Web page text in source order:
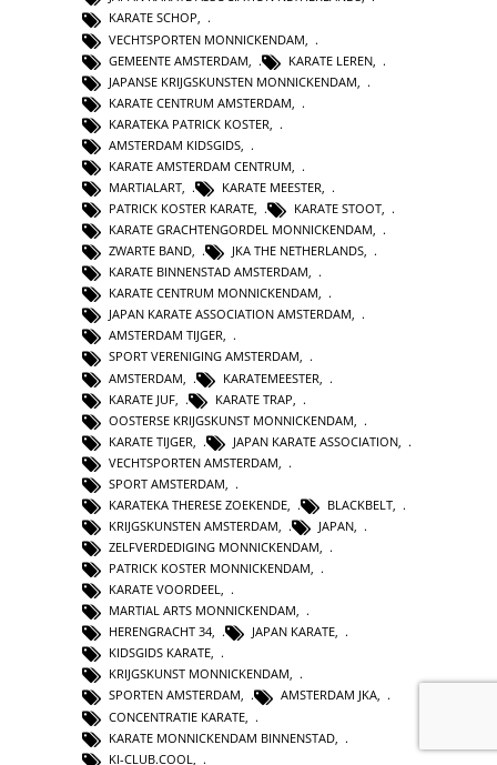
KARATE SCHOP,
VECHTSPORTEN MONNICKENDAM
GEMEENTE AMSTERDAM
KARATE LEREN
JAPANSE KRIJGSKUNSTEN MONNICKENDAM
KARATE CENTRUM AMSTERDAM
KARATEKA PATRICK KOSTER
AMSTERDAM KIDSGIDS
KARATE AMSTERDAM CENTRUM
MARTIALART
KARATE MEESTER
PATRICK KOSTER KARATE, KARATE STOOT,
KARATE GRACHTENGORDEL MONNICKENDAM,
ZWARTE BAND, JKA THE NETHERLANDS,
KARATE BINNENSTAD AMSTERDAM,
KARATE CENTRUM MONNICKENDAM,
JAPAN KARATE ASSOCIATION AMSTERDAM,
AMSTERDAM TIJGER,
SPORT VERENIGING AMSTERDAM,
AMSTERDAM
KARATEMEESTER
KARATE JUF
KARATE TRAP
OOSTERSE KRIJGSKUNST MONNICKENDAM
KARATE TIJGER
JAPAN KARATE ASSOCIATION
VECHTSPORTEN AMSTERDAM
SPORT AMSTERDAM
KARATEKA THERESE ZOEKENDE
BLACKBELT
KRIJGSKUNSTEN AMSTERDAM
JAPAN
ZELFVERDEDIGING MONNICKENDAM,
PATRICK KOSTER MONNICKENDAM,
KARATE VOORDEEL,
MARTIAL ARTS MONNICKENDAM,
HERENGRACHT 34, JAPAN KARATE,
KIDSGIDS KARATE,
KRIJGSKUNST MONNICKENDAM,
SPORTEN AMSTERDAM, AMSTERDAM JKA,
CONCENTRATIE KARATE
KARATE MONNICKENDAM BINNENSTAD
KI-CLUB.COOL